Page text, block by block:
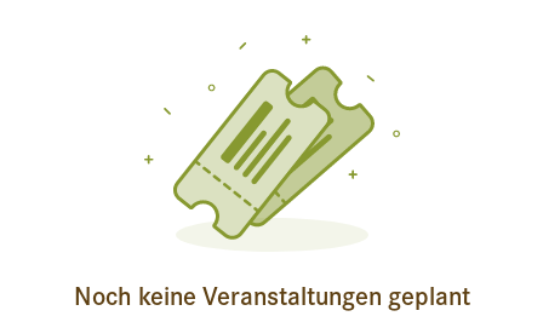
Noch keine Veranstaltungen geplant